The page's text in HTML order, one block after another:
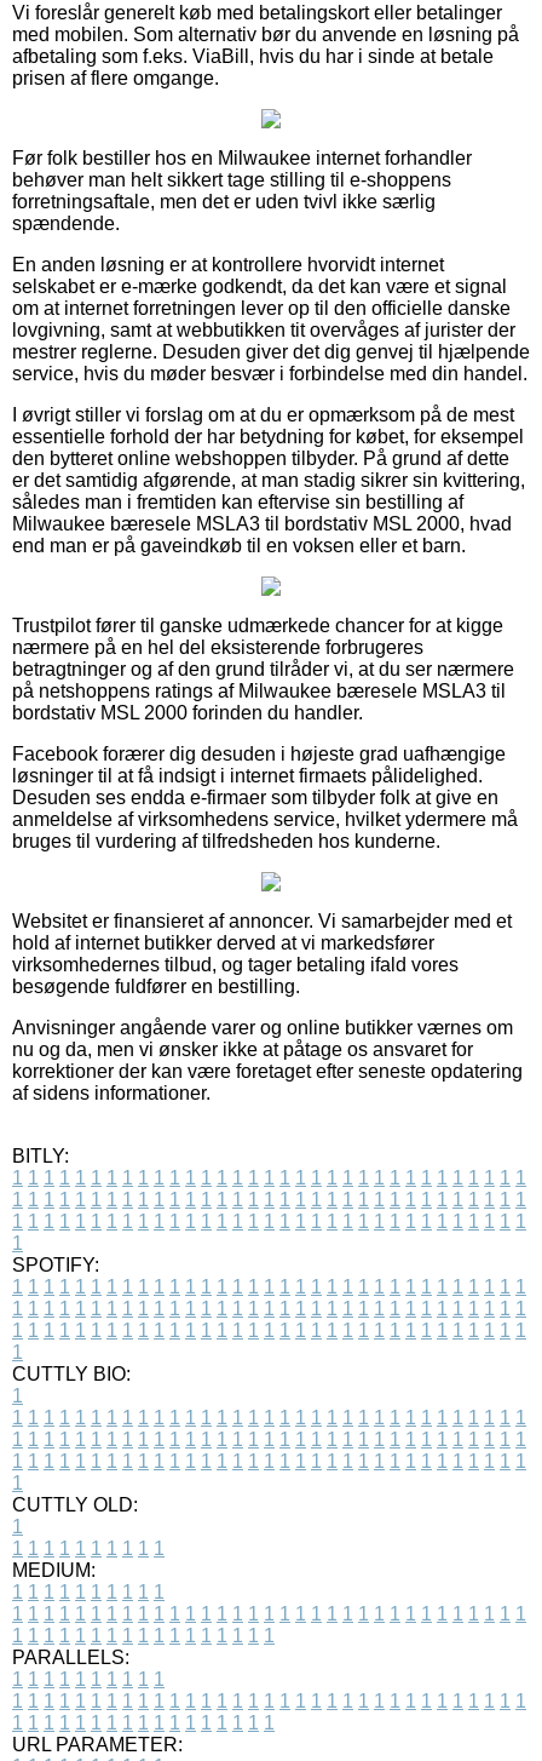
Vi foreslår generelt køb med betalingskort eller betalinger
med mobilen. Som alternativ bør du anvende en løsning på
afbetaling som f.eks. ViaBill, hvis du har i sinde at betale
prisen af flere omgange.
Før folk bestiller hos en Milwaukee internet forhandler
behøver man helt sikkert tage stilling til e-shoppens
forretningsaftale, men det er uden tvivl ikke særlig
spændende.
En anden løsning er at kontrollere hvorvidt internet
selskabet er e-mærke godkendt, da det kan være et signal
om at internet forretningen lever op til den officielle danske
lovgivning, samt at webbutikken tit overvåges af jurister der
mestrer reglerne. Desuden giver det dig genvej til hjælpende
service, hvis du møder besvær i forbindelse med din handel.
I øvrigt stiller vi forslag om at du er opmærksom på de mest
essentielle forhold der har betydning for købet, for eksempel
den bytteret online webshoppen tilbyder. På grund af dette
er det samtidig afgørende, at man stadig sikrer sin kvittering,
således man i fremtiden kan eftervise sin bestilling af
Milwaukee bæresele MSLA3 til bordstativ MSL 2000, hvad
end man er på gaveindkøb til en voksen eller et barn.
Trustpilot fører til ganske udmærkede chancer for at kigge
nærmere på en hel del eksisterende forbrugeres
betragtninger og af den grund tilråder vi, at du ser nærmere
på netshoppens ratings af Milwaukee bæresele MSLA3 til
bordstativ MSL 2000 forinden du handler.
Facebook forærer dig desuden i højeste grad uafhængige
løsninger til at få indsigt i internet firmaets pålidelighed.
Desuden ses endda e-firmaer som tilbyder folk at give en
anmeldelse af virksomhedens service, hvilket ydermere må
bruges til vurdering af tilfredsheden hos kunderne.
Websitet er finansieret af annoncer. Vi samarbejder med et
hold af internet butikker derved at vi markedsfører
virksomhedernes tilbud, og tager betaling ifald vores
besøgende fuldfører en bestilling.
Anvisninger angående varer og online butikker værnes om
nu og da, men vi ønsker ikke at påtage os ansvaret for
korrektioner der kan være foretaget efter seneste opdatering
af sidens informationer.
BITLY:
1 1 1 1 1 1 1 1 1 1 1 1 1 1 1 1 1 1 1 1 1 1 1 1 1 1 1 1 1 1 1 1 1
1 1 1 1 1 1 1 1 1 1 1 1 1 1 1 1 1 1 1 1 1 1 1 1 1 1 1 1 1 1 1 1 1
1 1 1 1 1 1 1 1 1 1 1 1 1 1 1 1 1 1 1 1 1 1 1 1 1 1 1 1 1 1 1 1 1
1
SPOTIFY:
1 1 1 1 1 1 1 1 1 1 1 1 1 1 1 1 1 1 1 1 1 1 1 1 1 1 1 1 1 1 1 1 1
1 1 1 1 1 1 1 1 1 1 1 1 1 1 1 1 1 1 1 1 1 1 1 1 1 1 1 1 1 1 1 1 1
1 1 1 1 1 1 1 1 1 1 1 1 1 1 1 1 1 1 1 1 1 1 1 1 1 1 1 1 1 1 1 1 1
1
CUTTLY BIO:
1
1 1 1 1 1 1 1 1 1 1 1 1 1 1 1 1 1 1 1 1 1 1 1 1 1 1 1 1 1 1 1 1 1
1 1 1 1 1 1 1 1 1 1 1 1 1 1 1 1 1 1 1 1 1 1 1 1 1 1 1 1 1 1 1 1 1
1 1 1 1 1 1 1 1 1 1 1 1 1 1 1 1 1 1 1 1 1 1 1 1 1 1 1 1 1 1 1 1 1
1
CUTTLY OLD:
1
1 1 1 1 1 1 1 1 1 1
MEDIUM:
1 1 1 1 1 1 1 1 1 1
1 1 1 1 1 1 1 1 1 1 1 1 1 1 1 1 1 1 1 1 1 1 1 1 1 1 1 1 1 1 1 1 1
1 1 1 1 1 1 1 1 1 1 1 1 1 1 1 1 1
PARALLELS:
1 1 1 1 1 1 1 1 1 1
1 1 1 1 1 1 1 1 1 1 1 1 1 1 1 1 1 1 1 1 1 1 1 1 1 1 1 1 1 1 1 1 1
1 1 1 1 1 1 1 1 1 1 1 1 1 1 1 1 1
URL PARAMETER: